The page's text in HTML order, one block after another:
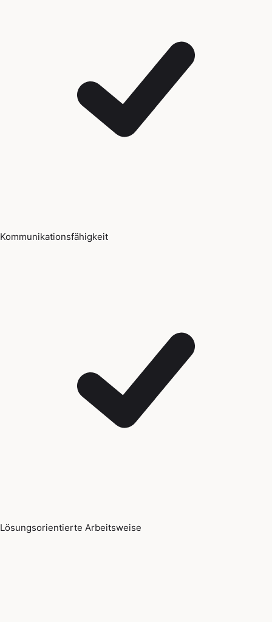
Kommunikationsfähigkeit
Lösungsorientierte Arbeitsweise